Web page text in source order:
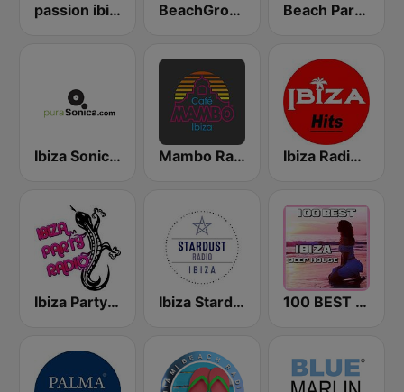
passion ibiza radio BeachGrooves Radio Beach Party Radio
Ibiza Sonica - puraSonica.com Mambo Radio Ibiza Radios - Hits
Ibiza Party Radio Ibiza Stardust Radio 100 BEST Ibiza Deep House